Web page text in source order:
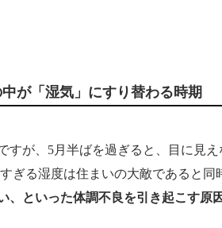
が「湿気」にすり替わる時期
すが、5月半ばを過ぎると、目に見
ぎる湿度は住まいの大敵であると同
、といった体調不良を引き起こす原因